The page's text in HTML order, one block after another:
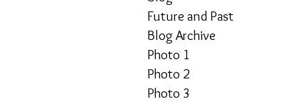
Future and Past
Blog Archive
Photo 1
Photo 2
Photo 3